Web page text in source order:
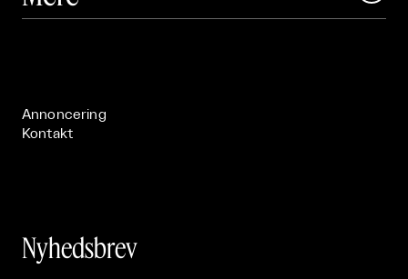
Annoncering
Kontakt
Nyhedsbrev